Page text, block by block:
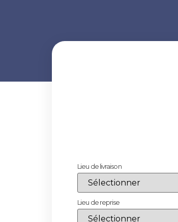
Lieu de livraison
Lieu de reprise